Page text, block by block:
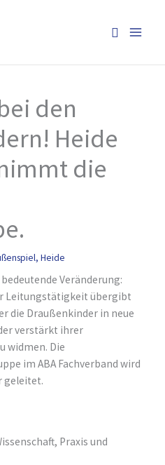
Suchen
den
Heide
die
, Heide
Veränderung:
Leitungstätigkeit übergibt
die Draußenkinder in neue
verstärkt ihrer
widmen. Die
im ABA Fachverband wird
geleitet.
Praxis und